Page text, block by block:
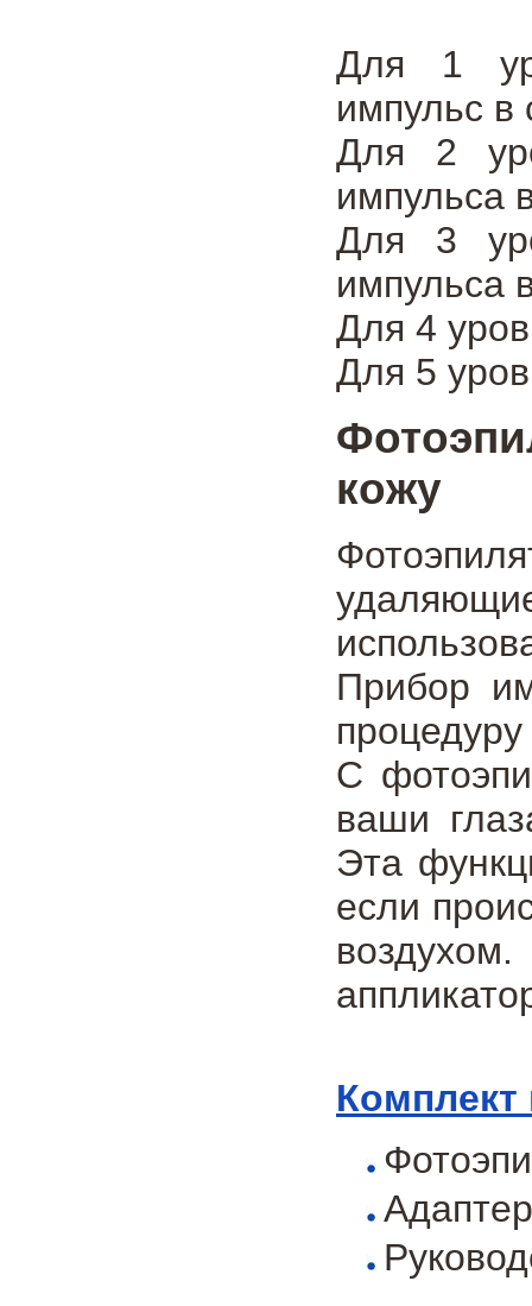
Для 1
импульс в
Для 2
импульса
Для 3
импульса
Для 4
Для 5
кожу
Прибор
С
ваши
Эта
если
Комплект